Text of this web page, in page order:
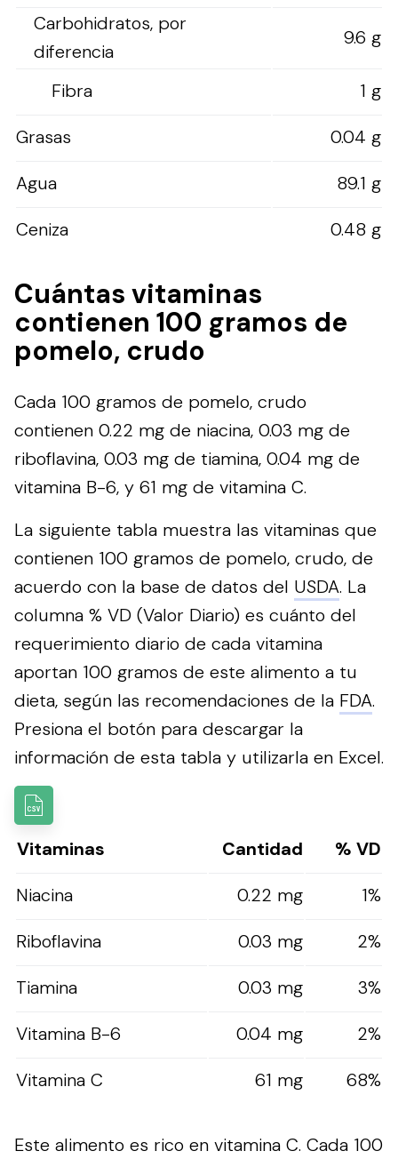
Carbohidratos, por
diferencia
9.6 g
Fibra
1 g
Grasas
0.04 g
Agua
89.1 g
Ceniza
0.48 g
Cuántas vitaminas
contienen 100 gramos de
pomelo, crudo
Cada 100 gramos de pomelo, crudo
contienen 0.22 mg de niacina, 0.03 mg de
riboflavina, 0.03 mg de tiamina, 0.04 mg de
vitamina B-6, y 61 mg de vitamina C.
La siguiente tabla muestra las vitaminas que
contienen 100 gramos de pomelo, crudo, de
acuerdo con la base de datos del USDA. La
columna % VD (Valor Diario) es cuánto del
requerimiento diario de cada vitamina
aportan 100 gramos de este alimento a tu
dieta, según las recomendaciones de la FDA.
Presiona el botón para descargar la
información de esta tabla y utilizarla en Excel.
Vitaminas Cantidad
% VD
Niacina
0.22 mg
1%
Riboflavina
0.03 mg
2%
Tiamina
0.03 mg
3%
Vitamina B-6
0.04 mg
2%
Vitamina C
61 mg 68%
Este alimento es rico en vitamina C. Cada 100